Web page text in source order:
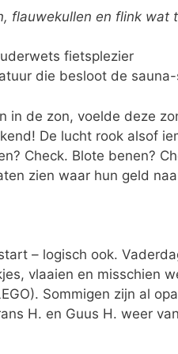
flauwekullen en flink wat
fietsplezier
die besloot de
in de zon, voelde deze
De lucht rook alsof
Check. Blote benen?
zien waar hun geld
– logisch ook.
vlaaien en misschien
Sommigen zijn al
H. en Guus H. weer